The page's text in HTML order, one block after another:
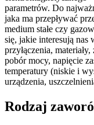
parametrów. Do
jaka ma przepływać
medium stałe czy
się, jakie interesują nas
przyłączenia,
pobór mocy, napięcie
temperatury (niskie i
urządzenia,
Rodzaj